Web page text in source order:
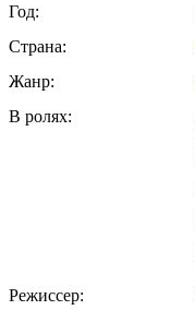
Год:
Страна:
Жанр:
В ролях:
Режиссер: